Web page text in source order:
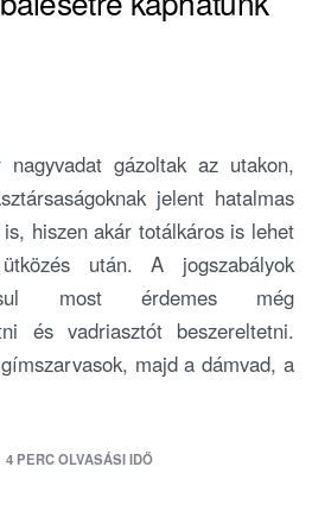
gázoltak az utakon,
jelent hatalmas
hiszen akár totálkáros is lehet
után. A jogszabályok
most érdemes még
és vadriasztót beszereltetni.
majd a dámvad, a
4 PERC OLVASÁSI IDŐ